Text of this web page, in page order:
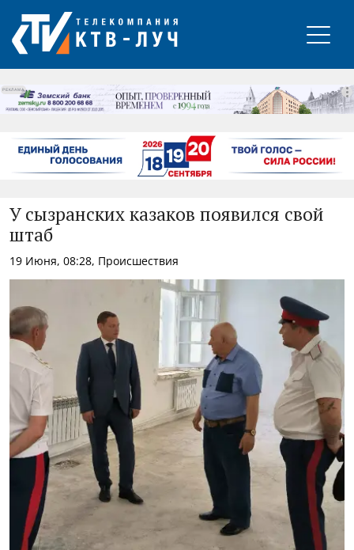
РЕКЛАМА
У сызранских казаков появился свой
штаб
19 Июня, 08:28, Происшествия